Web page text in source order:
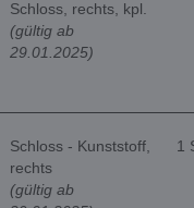
Schloss, rechts, kpl.
(gültig ab
29.01.2025)
Schloss - Kunststoff,
rechts
(gültig ab
1